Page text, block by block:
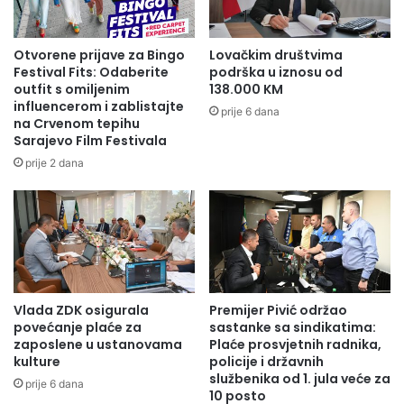
(sve
kombinacije)
STB – 24
mjesecaBesplatno
Moja webTV – 24
mjeseca
dodatni STB – 24
mjesecaBesplatno
Moja webTV – 24
MojaTV Full
(sve
kombinacije)
STB – 24 mjeseci
dodatni STB – 24
mjeseci
BENEFIT 3
Svi paketi
Benefit
asemblirane/komisone
prodaje
Štedite i plaćajte sigurno uz OPA aplikaciju!
Otvorene prijave za Bingo
Festival Fits: Odaberite
outfit s omiljenim
influencerom i zablistajte
na Crvenom tepihu
Sarajevo Film Festivala
prije 2 dana
Lovačkim društvima
podrška u iznosu od
138.000 KM
prije 6 dana
Vlada ZDK osigurala
povećanje plaće za
zaposlene u ustanovama
kulture
prije 6 dana
Premijer Pivić održao
sastanke sa sindikatima:
Plaće prosvjetnih radnika,
policije i državnih
službenika od 1. jula veće za
10 posto